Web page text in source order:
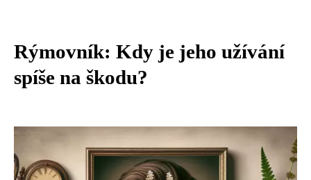
Rýmovník: Kdy je jeho užívání
spíše na škodu?